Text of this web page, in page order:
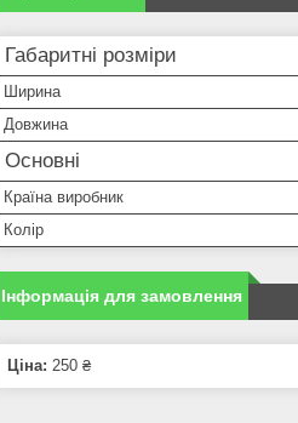
Габаритні розміри
Ширина
Довжина
Основні
Країна виробник
Колір
Інформація для замовлення
Ціна: 250 ₴